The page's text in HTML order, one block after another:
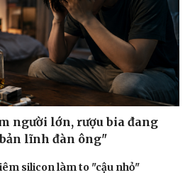
người lớn, rượu bia đang
lĩnh đàn ông"
silicon làm to "cậu nhỏ"